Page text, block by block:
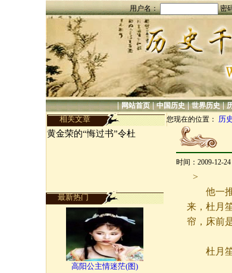
用户名： 密
|网站首页|中国历史|世界历史|
相关文章 您现在的位置： 历
黄金荣的“悔过书”令杜
最新热门
高阳公主情迷茫(图)
时间：2009-12-
>
他一推
来，杜月
帘，床前
杜月笙